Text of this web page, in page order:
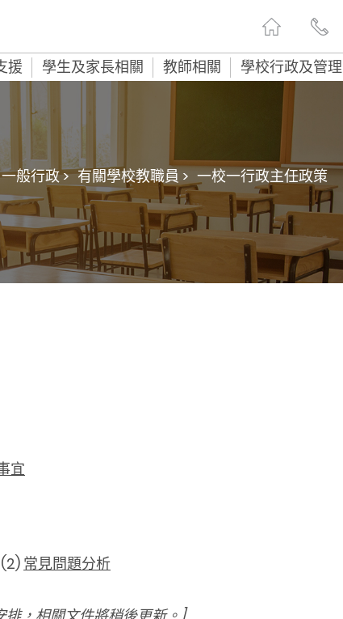
援 學生及家長相關 教師相關 學校行政及管理
一般行政 > 有關學校教職員 > 一校一行政主任政策
宜
(2) 常見問題分析